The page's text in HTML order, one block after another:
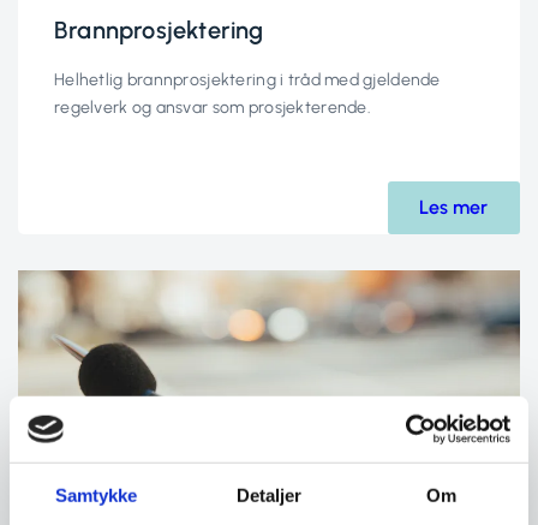
Samtykke Detaljer Om
Brannprosjektering
Helhetlig brannprosjektering i tråd med gjeldende
regelverk og ansvar som prosjekterende.
Les mer